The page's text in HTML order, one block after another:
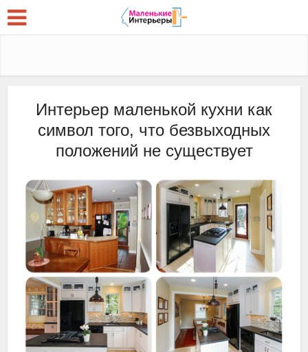
Интерьер маленькой кухни как
символ того, что безвыходных
положений не существует